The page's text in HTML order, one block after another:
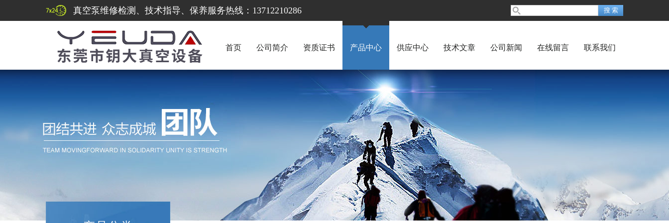
真空泵维修检测、技术指导、保养服务热线：13712210286
首页 公司简介 资质证书 产品中心 供应中心 技术文章 公司新闻 在线留言 联系我们